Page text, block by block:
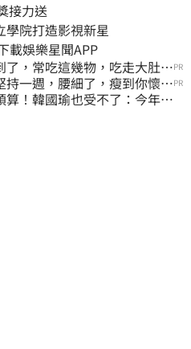
接力送
學院打造影視新星
星動態 即刻下載娛樂星聞APP
了，常吃這幾物，吃走大肚
PR
一週，腰細了，瘦到你懷疑PR
！韓國瑜也受不了：今年剩4